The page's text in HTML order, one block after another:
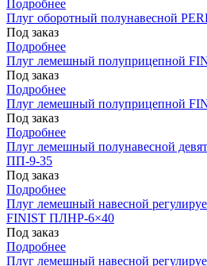
Подробнее
Плуг оборотный полунавесной
Под заказ
Подробнее
Плуг лемешный полуприцепной
Под заказ
Подробнее
Плуг лемешный полуприцепной
Под заказ
Подробнее
Плуг лемешный полунавесной
ПП-9-35
Под заказ
Подробнее
Плуг лемешный навесной
FINIST ПЛНР-6×40
Под заказ
Подробнее
Плуг лемешный навесной